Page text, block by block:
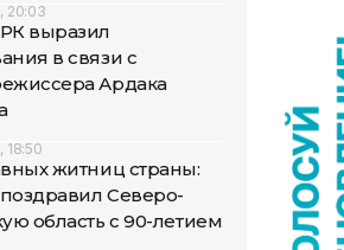
20:03
выразил
в связи с
Ардака
18:50
житниц страны:
Северо-
область с 90-летием